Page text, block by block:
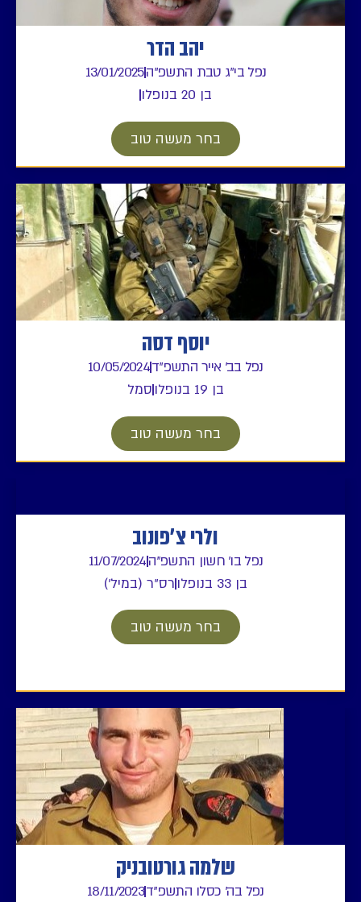
יהב הדר
נפל בי"ג טבת התשפ"ה13/01/2025
בן 20 בנופלו
בחר מעשה טוב
יוסף דסה
נפל בב' אייר התשפ"ד10/05/2024
בן 19 בנופלו
סמל
בחר מעשה טוב
ולרי צ׳פונוב
נפל בו' חשון התשפ"ה11/07/2024
בן 33 בנופלו
רס"ר (במיל')
בחר מעשה טוב
שלמה גורטובניק
נפל בה' כסלו התשפ"ד18/11/2023